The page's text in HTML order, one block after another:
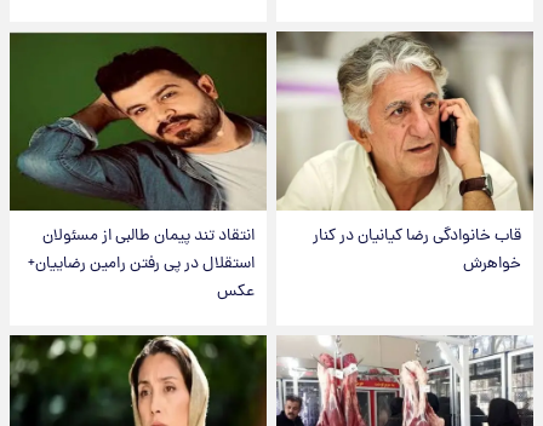
قاب خانوادگی رضا کیانیان در کنار
خواهرش
انتقاد تند پیمان طالبی از مسئولان
استقلال در پی رفتن رامین رضاییان+
عکس